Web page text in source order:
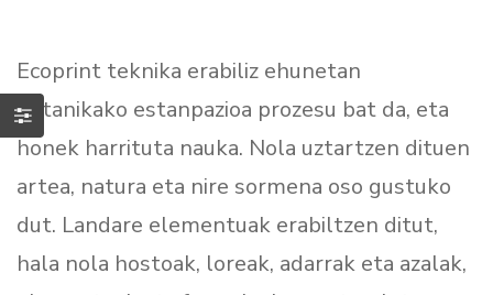
Ecoprint teknika erabiliz ehunetan
botanikako estanpazioa prozesu bat da, eta
honek harrituta nauka. Nola uztartzen dituen
artea, natura eta nire sormena oso gustuko
dut. Landare elementuak erabiltzen ditut,
hala nola hostoak, loreak, adarrak eta azalak,